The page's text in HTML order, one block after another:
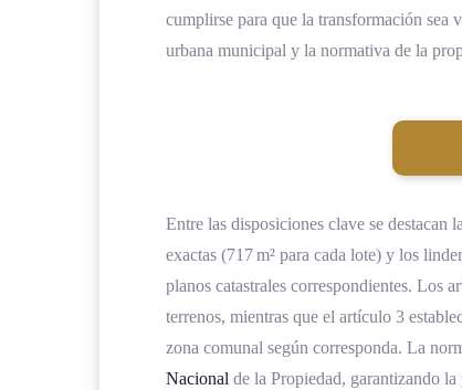
cumplirse para que la transformación sea
urbana municipal y la normativa de la
Entre las disposiciones clave se destacan
exactas (717 m² para cada lote) y los
planos catastrales correspondientes. Los
terrenos, mientras que el artículo 3
zona comunal según corresponda. La
Nacional de la Propiedad, garantizando